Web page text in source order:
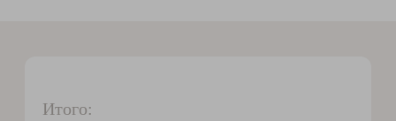
Итого: